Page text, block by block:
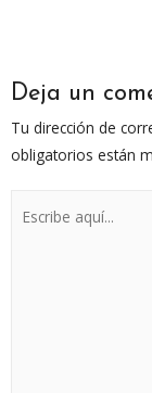
Deja un
Tu dirección de
obligatorios están